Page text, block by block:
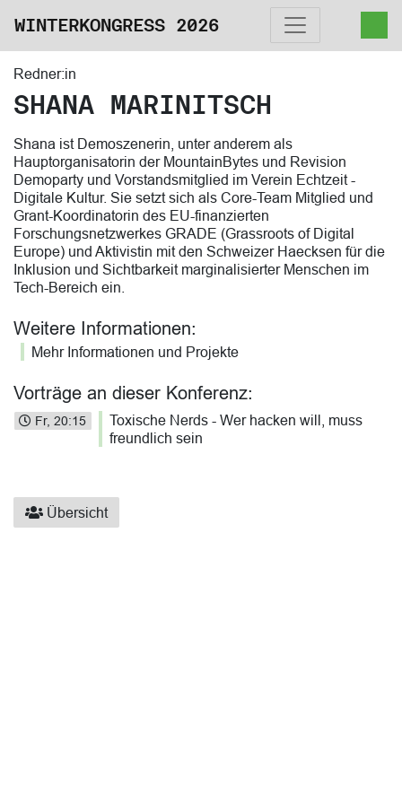
WINTERKONGRESS 2026
Redner:in
SHANA MARINITSCH
Shana ist Demoszenerin, unter anderem als
Hauptorganisatorin der MountainBytes und Revision
Demoparty und Vorstandsmitglied im Verein Echtzeit -
Digitale Kultur. Sie setzt sich als Core-Team Mitglied und
Grant-Koordinatorin des EU-finanzierten
Forschungsnetzwerkes GRADE (Grassroots of Digital
Europe) und Aktivistin mit den Schweizer Haecksen für die
Inklusion und Sichtbarkeit marginalisierter Menschen im
Tech-Bereich ein.
Weitere Informationen:
Mehr Informationen und Projekte
Vorträge an dieser Konferenz:
Fr, 20:15
Toxische Nerds - Wer hacken will, muss
freundlich sein
Übersicht